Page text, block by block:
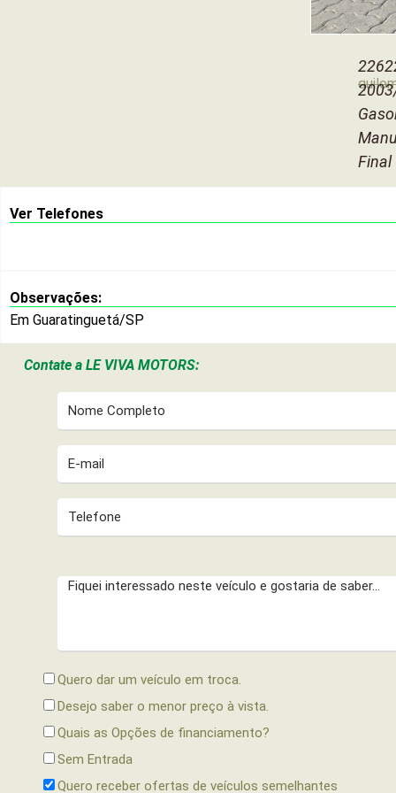
Final
Ver Telefones
Observações:
Em Guaratinguetá/SP
Contate a LE VIVA MOTORS:
Quero dar um veículo em troca.
Desejo saber o menor preço à vista.
Quais as Opções de financiamento?
Sem Entrada
Quero receber ofertas de veículos semelhantes